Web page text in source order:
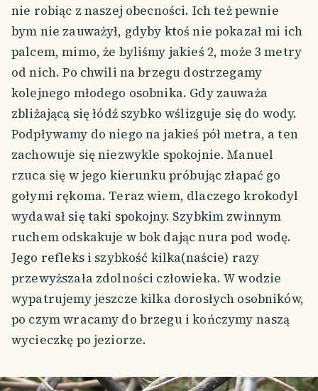
nie robiąc z naszej obecności. Ich też pewnie
bym nie zauważył, gdyby ktoś nie pokazał mi ich
palcem, mimo, że byliśmy jakieś 2, może 3 metry
od nich. Po chwili na brzegu dostrzegamy
kolejnego młodego osobnika. Gdy zauważa
zbliżającą się łódź szybko wślizguje się do wody.
Podpływamy do niego na jakieś pół metra, a ten
zachowuje się niezwykle spokojnie. Manuel
rzuca się w jego kierunku próbując złapać go
gołymi rękoma. Teraz wiem, dlaczego krokodyl
wydawał się taki spokojny. Szybkim zwinnym
ruchem odskakuje w bok dając nura pod wodę.
Jego refleks i szybkość kilka(naście) razy
przewyższała zdolności człowieka. W wodzie
wypatrujemy jeszcze kilka dorosłych osobników,
po czym wracamy do brzegu i kończymy naszą
wycieczkę po jeziorze.